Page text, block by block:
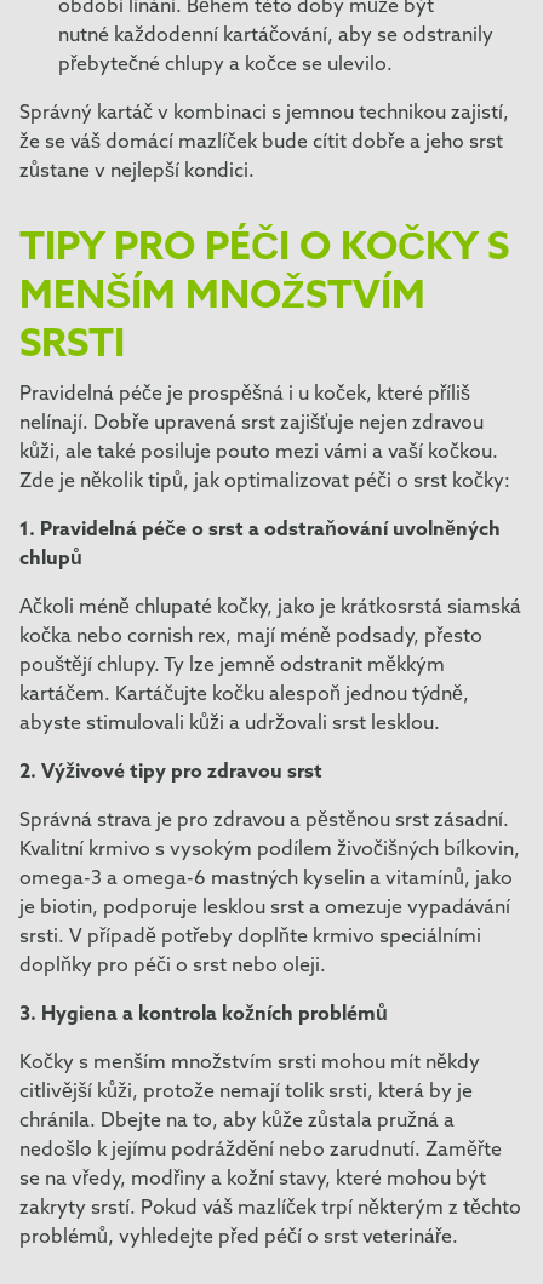
období línání. Během této doby může být
nutné každodenní kartáčování, aby se odstranily
přebytečné chlupy a kočce se ulevilo.
Správný kartáč v kombinaci s jemnou technikou zajistí,
že se váš domácí mazlíček bude cítit dobře a jeho srst
zůstane v nejlepší kondici.
TIPY PRO PÉČI O KOČKY S
MENŠÍM MNOŽSTVÍM
SRSTI
Pravidelná péče je prospěšná i u koček, které příliš
nelínají. Dobře upravená srst zajišťuje nejen zdravou
kůži, ale také posiluje pouto mezi vámi a vaší kočkou.
Zde je několik tipů, jak optimalizovat péči o srst kočky:
1. Pravidelná péče o srst a odstraňování uvolněných
chlupů
Ačkoli méně chlupaté kočky, jako je krátkosrstá siamská
kočka nebo cornish rex, mají méně podsady, přesto
pouštějí chlupy. Ty lze jemně odstranit měkkým
kartáčem. Kartáčujte kočku alespoň jednou týdně,
abyste stimulovali kůži a udržovali srst lesklou.
2. Výživové tipy pro zdravou srst
Správná strava je pro zdravou a pěstěnou srst zásadní.
Kvalitní krmivo s vysokým podílem živočišných bílkovin,
omega-3 a omega-6 mastných kyselin a vitamínů, jako
je biotin, podporuje lesklou srst a omezuje vypadávání
srsti. V případě potřeby doplňte krmivo speciálními
doplňky pro péči o srst nebo oleji.
3. Hygiena a kontrola kožních problémů
Kočky s menším množstvím srsti mohou mít někdy
citlivější kůži, protože nemají tolik srsti, která by je
chránila. Dbejte na to, aby kůže zůstala pružná a
nedošlo k jejímu podráždění nebo zarudnutí. Zaměřte
se na vředy, modřiny a kožní stavy, které mohou být
zakryty srstí. Pokud váš mazlíček trpí některým z těchto
problémů, vyhledejte před péčí o srst veterináře.